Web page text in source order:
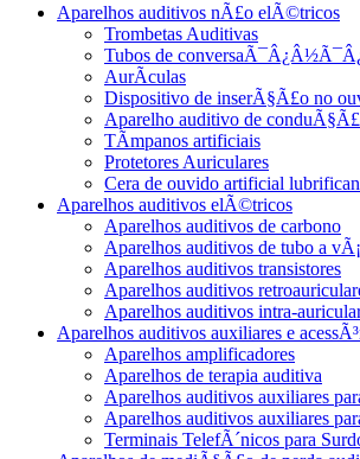
Aparelhos auditivos nÃ£o elÃ©tricos
Trombetas Auditivas
Tubos de
AurÃ­culas
Dispositivo de inserÃ§Ã£o no
Aparelho auditivo de
TÃ­mpanos artificiais
Protetores Auriculares
Cera de ouvido artificial
Aparelhos auditivos elÃ©tricos
Aparelhos auditivos de carbono
Aparelhos auditivos de tubo a
Aparelhos auditivos transistores
Aparelhos auditivos
Aparelhos auditivos intra-
Aparelhos auditivos auxiliares e
Aparelhos amplificadores
Aparelhos de terapia auditiva
Aparelhos auditivos auxiliares
Aparelhos auditivos auxiliares
Terminais TelefÃ´nicos para